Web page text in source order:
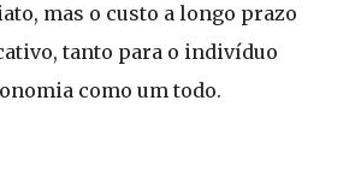
mas o custo a longo prazo
tanto para o indivíduo
como um todo.